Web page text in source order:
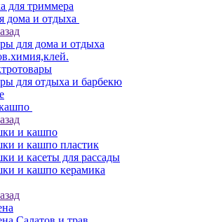
для триммера
дома и отдыха
для дома и отдыха
для отдыха и барбекю
и кашпо
и кашпо пластик
и касеты для рассады
и кашпо керамика